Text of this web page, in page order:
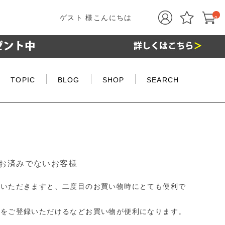
ゲスト 様こんにちは 0
TOPIC BLOG SHOP SEARCH
済みでないお客様
ただきますと、二度目のお買い物時にとても便利で
ご登録いただけるなどお買い物が便利になります。